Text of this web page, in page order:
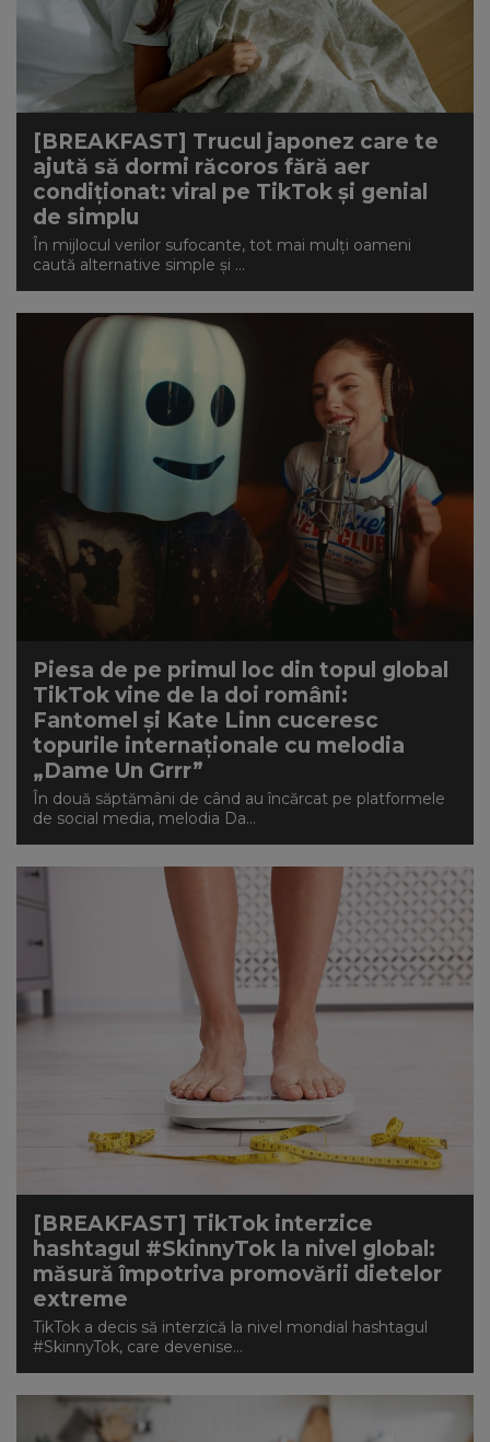
[BREAKFAST] Trucul japonez care te
ajută să dormi răcoros fără aer
condiționat: viral pe TikTok și genial
de simplu
În mijlocul verilor sufocante, tot mai mulți oameni
caută alternative simple și ...
Piesa de pe primul loc din topul global
TikTok vine de la doi români:
Fantomel și Kate Linn cuceresc
topurile internaționale cu melodia
„Dame Un Grrr”
În două săptămâni de când au încărcat pe platformele
de social media, melodia Da...
[BREAKFAST] TikTok interzice
hashtagul #SkinnyTok la nivel global:
măsură împotriva promovării dietelor
extreme
TikTok a decis să interzică la nivel mondial hashtagul
#SkinnyTok, care devenise...